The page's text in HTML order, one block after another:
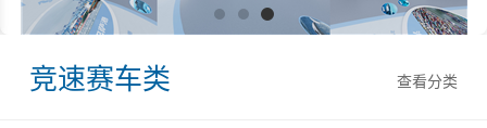
查看分类
竞速赛车类